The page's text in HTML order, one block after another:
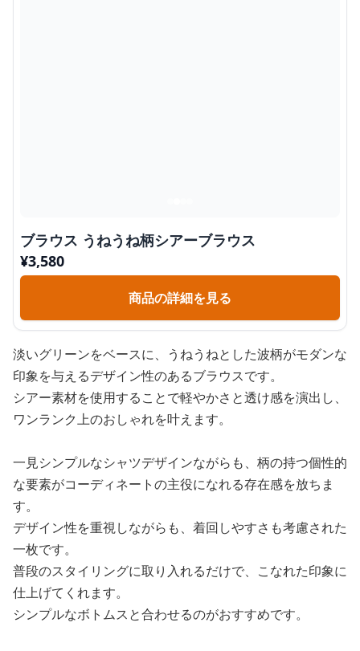
ブラウス うねうね柄シアーブラウス
¥3,580
商品の詳細を見る
淡いグリーンをベースに、うねうねとした波柄がモダンな
印象を与えるデザイン性のあるブラウスです。
シアー素材を使用することで軽やかさと透け感を演出し、
ワンランク上のおしゃれを叶えます。
一見シンプルなシャツデザインながらも、柄の持つ個性的
な要素がコーディネートの主役になれる存在感を放ちま
す。
デザイン性を重視しながらも、着回しやすさも考慮された
一枚です。
普段のスタイリングに取り入れるだけで、こなれた印象に
仕上げてくれます。
シンプルなボトムスと合わせるのがおすすめです。